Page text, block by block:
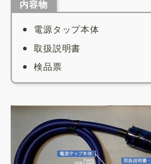
内容物
電源タップ本体
取扱説明書
検品票